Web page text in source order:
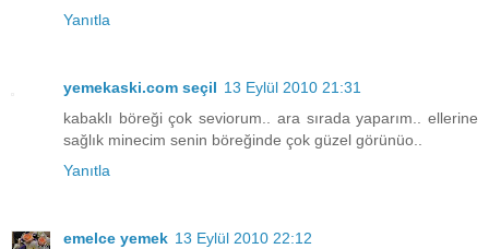
Yanıtla
yemekaski.com seçil 13 Eylül 2010 21:31
kabaklı böreği çok seviorum.. ara sırada yaparım.. ellerine
sağlık minecim senin böreğinde çok güzel görünüo..
Yanıtla
emelce yemek 13 Eylül 2010 22:12